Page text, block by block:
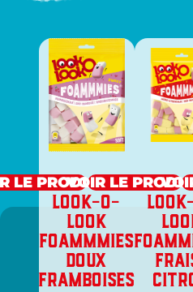
LOOK-O-
LOOK
FOAMMMIES
DOUX
FRAMBOISES
LE PRODUIT
VOIR LE